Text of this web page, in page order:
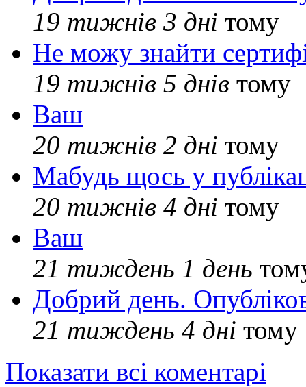
19 тижнів 3 дні тому
Не можу знайти
19 тижнів 5 днів тому
Ваш
20 тижнів 2 дні тому
Мабудь щось у
20 тижнів 4 дні тому
Ваш
21 тиждень 1 день
Добрий день.
21 тиждень 4 дні тому
Показати всі коментарі